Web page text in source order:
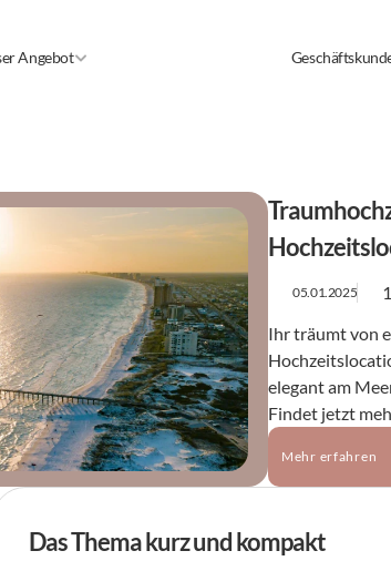
Angebot
05.01.2025
Ihr träumt von
elegant am
Findet jetzt
Mehr erfahren
Das Thema kurz und kompakt